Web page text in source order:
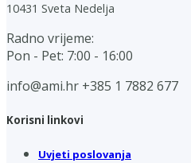
10431 Sveta Nedelja
Radno vrijeme:
Pon - Pet: 7:00 - 16:00
info@ami.hr +385 1 7882 677
Korisni linkovi
Uvjeti poslovanja